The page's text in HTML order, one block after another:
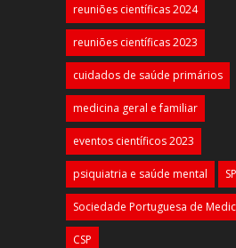
reuniões científicas 2024
reuniões científicas 2023
cuidados de saúde primários
medicina geral e familiar
eventos científicos 2023
psiquiatria e saúde mental
Sociedade Portuguesa de
CSP